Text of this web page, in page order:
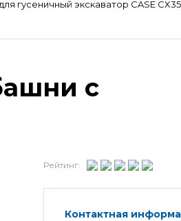
гусеничный экскаватор CASE
с
Рейтинг:
Контактная